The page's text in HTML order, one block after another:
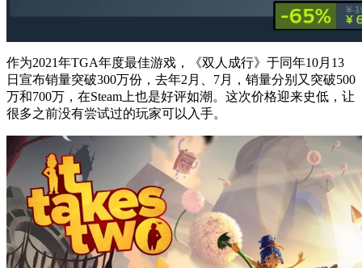
作为2021年TGA年度最佳游戏，《双人成行》于同年10月13
日宣布销量突破300万份，去年2月、7月，销量分别又突破500
万和700万，在Steam上也是好评如潮。这次价格迎来史低，让
很多之前没有尝试过的玩家可以入手。